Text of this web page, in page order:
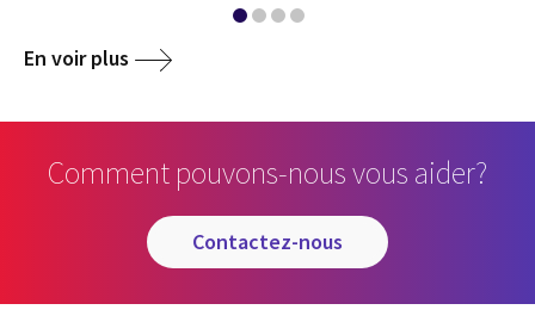
En voir plus
Comment pouvons-nous vous aider?
contactez-nous